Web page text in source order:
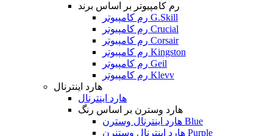
رم کامپیوتر بر اساس برند
رم کامپیوتر G.Skill
رم کامپیوتر Crucial
رم کامپیوتر Corsair
رم کامپیوتر Kingston
رم کامپیوتر Geil
رم کامپیوتر Klevv
هارد اینترنال
هارد اینترنال
هارد وسترن بر اساس رنگ
هارد اینترنال وسترن Blue
هارد اینترنال وستنرن Purple